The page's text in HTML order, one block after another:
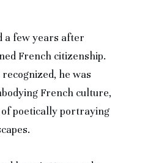
a few years after
French citizenship.
he was
French culture,
poetically portraying